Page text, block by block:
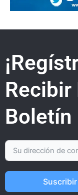
Recibir
Boletín
Suscribir